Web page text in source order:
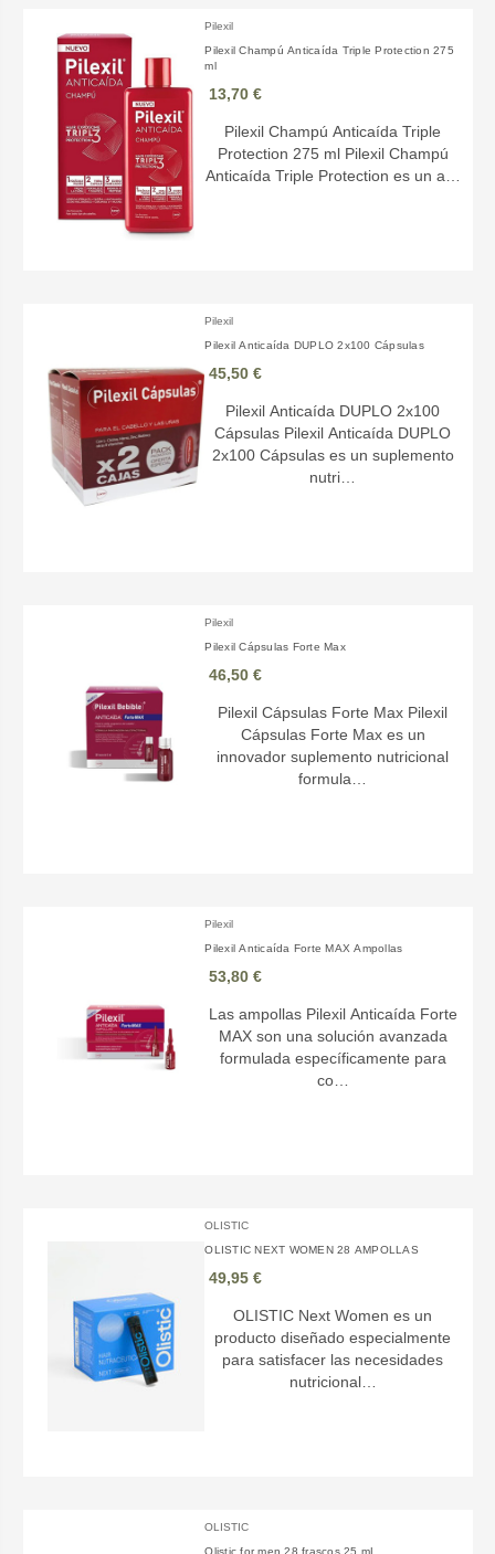
Pilexil
Pilexil Champú Anticaída Triple Protection 275
ml
13,70 €
Pilexil Champú Anticaída Triple
Protection 275 ml Pilexil Champú
Anticaída Triple Protection es un a…
Pilexil
Pilexil Anticaída DUPLO 2x100 Cápsulas
45,50 €
Pilexil Anticaída DUPLO 2x100
Cápsulas Pilexil Anticaída DUPLO
2x100 Cápsulas es un suplemento
nutri…
Pilexil
Pilexil Cápsulas Forte Max
46,50 €
Pilexil Cápsulas Forte Max Pilexil
Cápsulas Forte Max es un
innovador suplemento nutricional
formula…
Pilexil
Pilexil Anticaída Forte MAX Ampollas
53,80 €
Las ampollas Pilexil Anticaída Forte
MAX son una solución avanzada
formulada específicamente para
co…
OLISTIC
OLISTIC NEXT WOMEN 28 AMPOLLAS
49,95 €
OLISTIC Next Women es un
producto diseñado especialmente
para satisfacer las necesidades
nutricional…
OLISTIC
Olistic for men 28 frascos 25 mL